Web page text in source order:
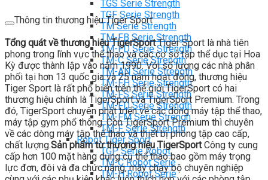
TGS Serie Strength
TGF Serie Strength
TM Serie Strength
TM-FB Serie Strength
TM-FD Serie Strength
TM-C Serie Strength
TM-AN Serie Strength
TM-FH Serie Strength
TM-FS Serie Strength
TM-FD Serie Strength
TM-FM Serie Strengh
TM-F Serie Strength
Robot Tiger Sport
TGP Serie Robot
TM-C Robot Serie
TM-H Robot Serie
Thông tin thương hiệu Tiger Sport
Tổng quát về thương hiệu TigerSportTiger Sport là nhà tiên
phong trong lĩnh vực thể thao và các cơ sở tập thể dục tại Hoa
Kỳ được thành lập vào năm 1990. Với số lượng các nhà phân
phối tại hơn 13 quốc gia và 25 năm hoạt động, thương hiệu
Tiger Sport là rất phổ biến trên thế giới.TigerSport có hai
thương hiệu chính là TigerSport và TigerSport Premium. Trong
đó, TigerSport chuyên phát triển về các dòng máy tập thể thao,
máy tập gym phổ thông. Còn TigerSport Premium thì chuyên
về các dòng máy tập thể thao và thiết bị phòng tập cao cấp,
chất lượng.Sản phẩm từ thương hiệu TigerSportCông ty cung
cấp hơn 100 mặt hàng dụng cụ thể thao bao gồm máy trọng
lực đơn, đôi và đa chức năng, máy chạy bộ chuyên nghiệp